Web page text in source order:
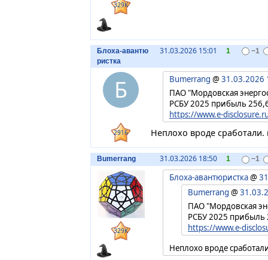
329K
Блоха-авантю
ристка
31.03.2026 15:01 1 −1
Б
2916
Bumerrang @ 31.03.2026
ПАО "Мордовская
РСБУ 2025 прибыль
https://www.e-
Неплохо вроде сработали.
Bumerrang 31.03.2026 18:50 1 −1
329K
Блоха-авантюристка@
Bumerrang @
ПАО "Мордовская
РСБУ 2025 прибыль
https://www.e-
Неплохо вроде